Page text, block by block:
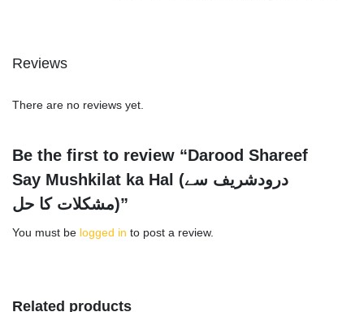
Reviews
There are no reviews yet.
Be the first to review “Darood Shareef
Say Mushkilat ka Hal (درودشریف سے
مشکلات کا حل)”
You must be logged in to post a review.
Related products